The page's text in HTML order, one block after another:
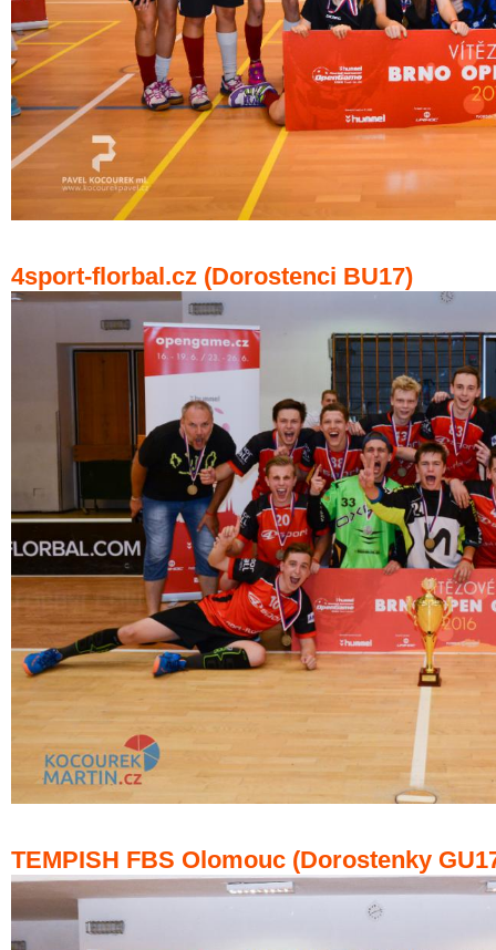
4sport-florbal.cz (Dorostenci BU17)
TEMPISH FBS Olomouc (Dorostenky